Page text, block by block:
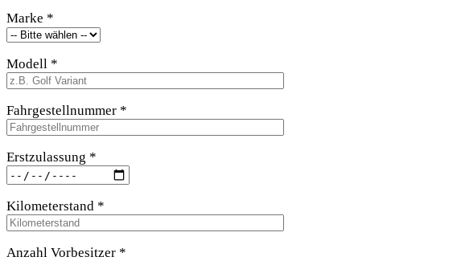
Marke *
Modell *
Fahrgestellnummer *
Erstzulassung *
Kilometerstand *
Anzahl Vorbesitzer *